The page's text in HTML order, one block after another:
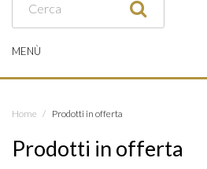
MENÙ
Home / Prodotti in offerta
Prodotti in offerta